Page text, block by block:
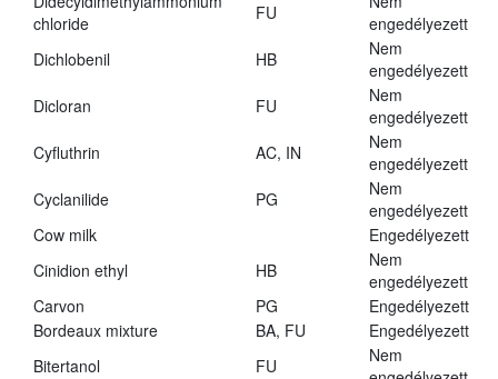
chloride
FU
engedélyezett
Dichlobenil
HB
Nem
engedélyezett
Dicloran
FU
Nem
engedélyezett
Cyfluthrin
AC, IN
Nem
engedélyezett
Cyclanilide
PG
Nem
engedélyezett
Cow milk
Engedélyezett
Cinidion ethyl
HB
Nem
engedélyezett
Carvon
PG
Engedélyezett
Bordeaux mixture
BA, FU
Engedélyezett
Bitertanol
FU
Nem